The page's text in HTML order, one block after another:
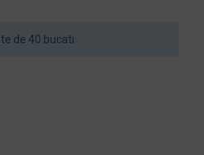
de 40 bucati